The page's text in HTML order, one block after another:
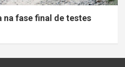
na fase final de testes